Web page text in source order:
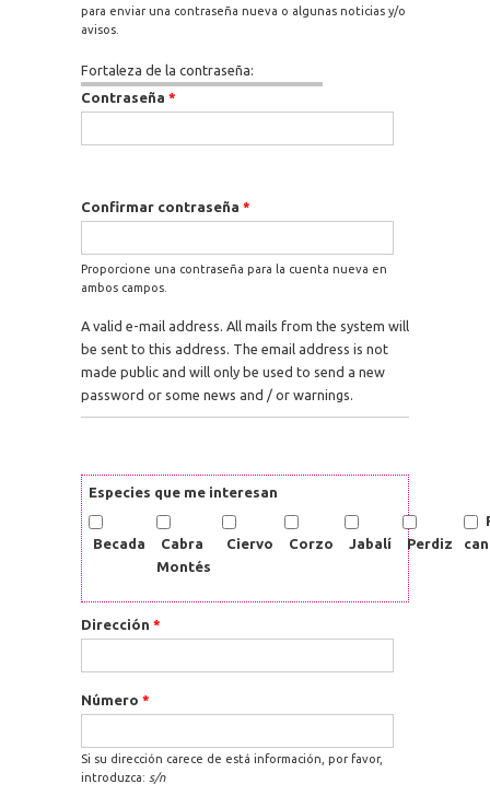
para enviar una contraseña nueva o algunas noticias y/o
avisos.
Fortaleza de la contraseña:
Contraseña *
Confirmar contraseña *
Proporcione una contraseña para la cuenta nueva en
ambos campos.
A valid e-mail address. All mails from the system will
be sent to this address. The email address is not
made public and will only be used to send a new
password or some news and / or warnings.
Especies que me interesan
Becada
Cabra
Montés
Ciervo Corzo Jabalí Perdiz
Dirección *
Número *
Si su dirección carece de está información, por favor,
introduzca: s/n